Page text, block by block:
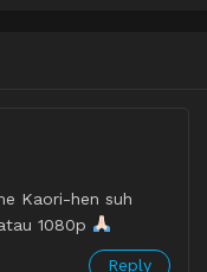
Kaori-hen suh
1080p
Reply